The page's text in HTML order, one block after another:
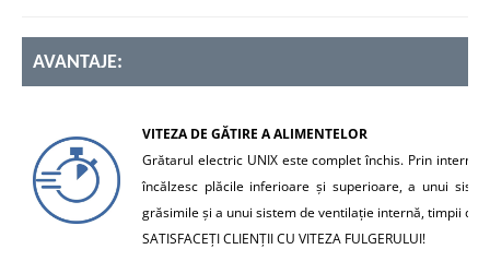
AVANTAJE:
VITEZA DE GĂTIRE A ALIMENTELOR
Grătarul electric UNIX este complet închis. Prin
încălzesc plăcile inferioare și superioare, a unui
grăsimile și a unui sistem de ventilație internă, timpii de
SATISFACEȚI CLIENȚII CU VITEZA FULGERULUI!